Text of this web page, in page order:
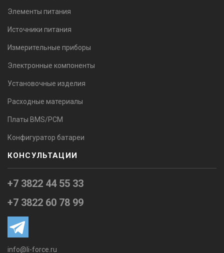
Элементы питания
Источники питания
Измерительные приборы
Электронные компоненты
Установочные изделия
Расходные материалы
Платы BMS/PCM
Конфигуратор батареи
КОНСУЛЬТАЦИИ
+7 3822 44 55 33
+7 3822 60 78 99
info@li-force.ru